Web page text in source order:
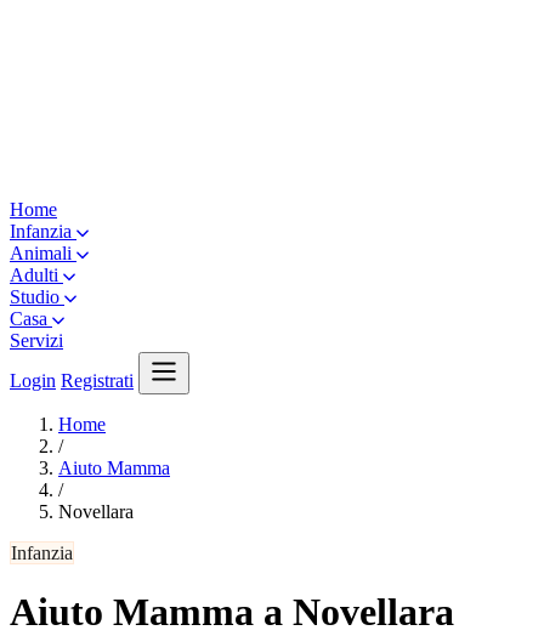
Home
Infanzia
Animali
Adulti
Studio
Casa
Servizi
Login Registrati
Home
/
Aiuto Mamma
/
Novellara
Infanzia
Aiuto Mamma a Novellara